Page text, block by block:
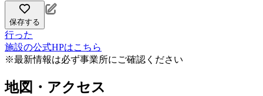
保存する
行った
施設の公式HPはこちら
※最新情報は必ず事業所にご確認ください
地図・アクセス